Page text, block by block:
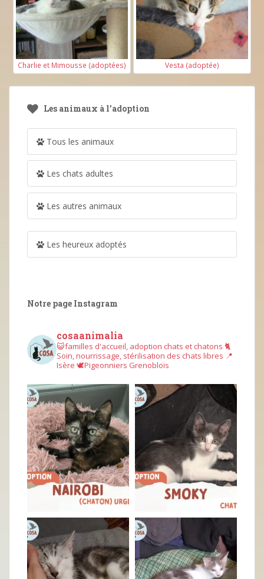
Charlie et Mimousse (adoptées) Vesta (adoptée)
Les animaux à l’adoption
Tous les animaux
Les chats adultes
Les autres animaux
Les heureux adoptés
Notre page Instagram
cosaanimalia
😺familles d'accueil, adoption chats et chatons 🐈
Soin, nourrissage, stérilisation des chats libres 📍
Isère 🕊︎Pigeonniers Grenoblois